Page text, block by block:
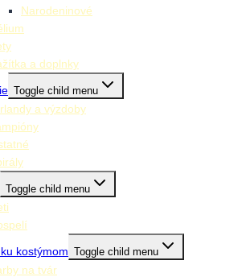
Narodeninové
a doplnky
Toggle child menu
a výzdoby
Toggle child menu
kostýmom Toggle child menu
na tvár